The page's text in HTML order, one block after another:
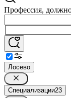
Профессия,
Лосево
Специализации23